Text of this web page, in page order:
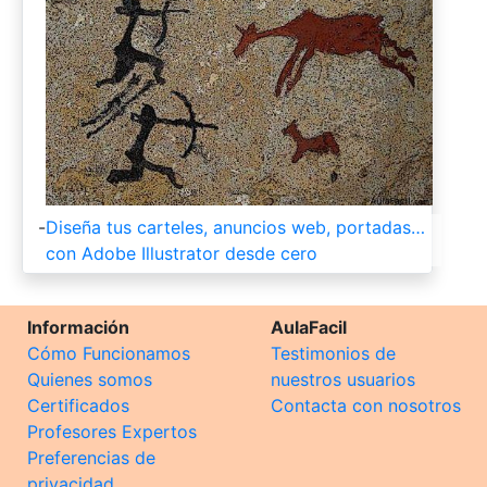
-Diseña tus carteles, anuncios web, portadas…
con Adobe Illustrator desde cero
Información
Cómo Funcionamos
Quienes somos
Certificados
Profesores Expertos
Preferencias de
AulaFacil
Testimonios de
nuestros usuarios
Contacta con nosotros